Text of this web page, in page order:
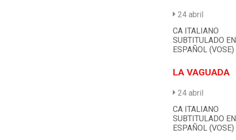
24 abril
CA ITALIANO
SUBTITULADO EN
ESPAÑOL (VOSE)
LA VAGUADA
24 abril
CA ITALIANO
SUBTITULADO EN
ESPAÑOL (VOSE)